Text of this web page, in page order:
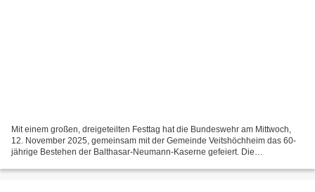
Mit einem großen, dreigeteilten Festtag hat die Bundeswehr am Mittwoch,
12. November 2025, gemeinsam mit der Gemeinde Veitshöchheim das 60-
jährige Bestehen der Balthasar-Neumann-Kaserne gefeiert. Die